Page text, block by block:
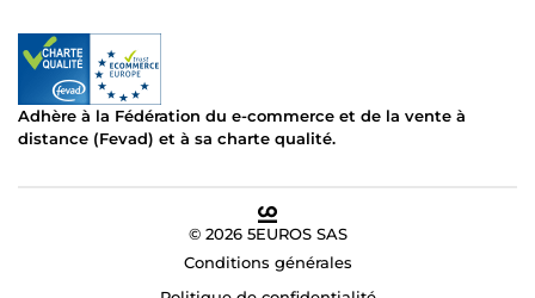
Adhère à la Fédération du e-commerce et de la vente à
distance (Fevad) et à sa charte qualité.
© 2026 5EUROS SAS
Conditions générales